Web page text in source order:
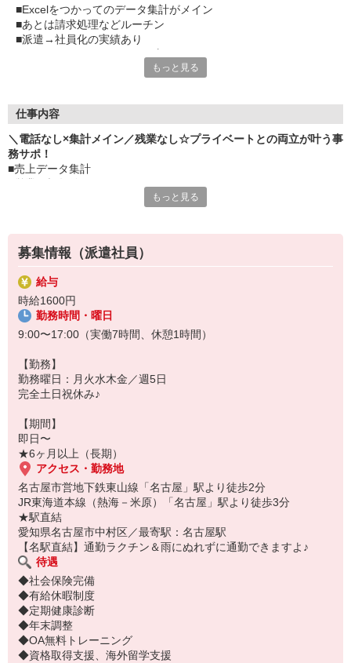
■Excelをつかってのデータ集計がメイン
■あとは請求処理などルーチン
■派遣→社員化の実績あり
■スニーカーなどカジュアルなファッションもOK
もっと見る
仕事内容
＼電話なし×集計メイン／残業なし☆プライベートとの両立が叶う事
務サポ！
■売上データ集計
※おなじおしごとの仲間がいるのでお休みとりやすい♪サポート体制
◎
もっと見る
募集情報（派遣社員）
給与
時給1600円
勤務時間・曜日
9:00〜17:00（実働7時間、休憩1時間）
【勤務】
勤務曜日：月火水木金／週5日
完全土日祝休み♪
【期間】
即日〜
★6ヶ月以上（長期）
アクセス・勤務地
名古屋市営地下鉄東山線「名古屋」駅より徒歩2分
JR東海道本線（熱海－米原）「名古屋」駅より徒歩3分
★駅直結
愛知県名古屋市中村区／最寄駅：名古屋駅
【名駅直結】通勤ラクチン＆雨にぬれずに通勤できますよ♪
待遇
◆社会保険完備
◆有給休暇制度
◆定期健康診断
◆年末調整
◆OA無料トレーニング
◆資格取得支援、海外留学支援